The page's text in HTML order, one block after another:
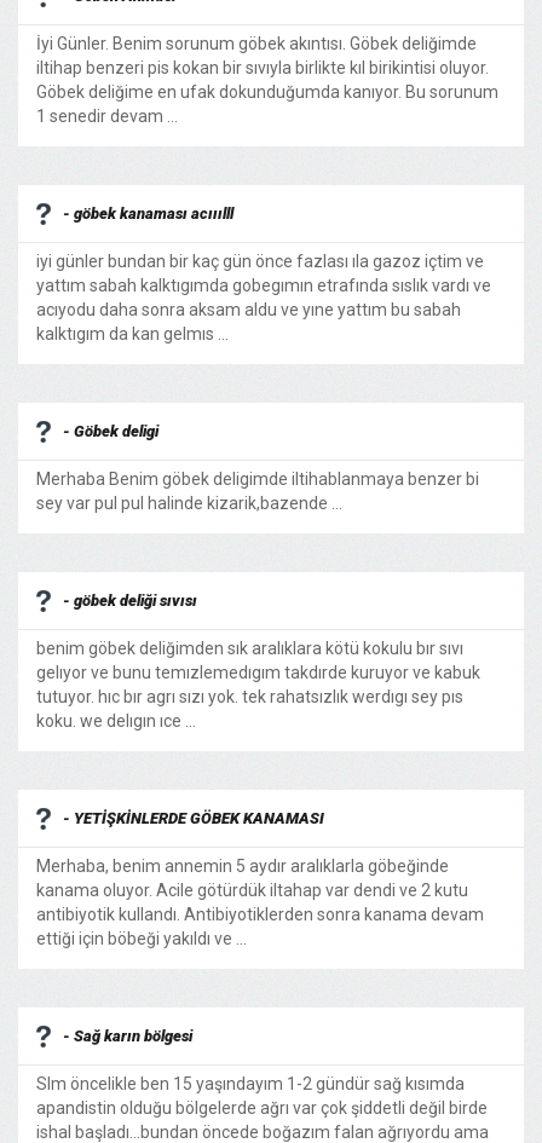
İyi Günler. Benim sorunum göbek akıntısı. Göbek deliğimde
iltihap benzeri pis kokan bir sıvıyla birlikte kıl birikintisi oluyor.
Göbek deliğime en ufak dokunduğumda kanıyor. Bu sorunum
1 senedir devam ...
- göbek kanaması acııılll
iyi günler bundan bir kaç gün önce fazlası ıla gazoz içtim ve
yattım sabah kalktıgımda gobegımın etrafında sıslık vardı ve
acıyodu daha sonra aksam aldu ve yıne yattım bu sabah
kalktıgım da kan gelmıs ...
- Göbek deligi
Merhaba Benim göbek deligimde iltihablanmaya benzer bi
sey var pul pul halinde kizarik,bazende ...
- göbek deliği sıvısı
benim göbek deliğimden sık aralıklara kötü kokulu bır sıvı
gelıyor ve bunu temızlemedıgım takdırde kuruyor ve kabuk
tutuyor. hıc bır agrı sızı yok. tek rahatsızlık werdıgı sey pıs
koku. we delıgın ıce ...
- YETİŞKİNLERDE GÖBEK KANAMASI
Merhaba, benim annemin 5 aydır aralıklarla göbeğinde
kanama oluyor. Acile götürdük iltahap var dendi ve 2 kutu
antibiyotik kullandı. Antibiyotiklerden sonra kanama devam
ettiği için böbeği yakıldı ve ...
- Sağ karın bölgesi
Slm öncelikle ben 15 yaşındayım 1-2 gündür sağ kısımda
apandistin olduğu bölgelerde ağrı var çok şiddetli değil birde
ishal başladı...bundan öncede boğazım falan ağrıyordu ama